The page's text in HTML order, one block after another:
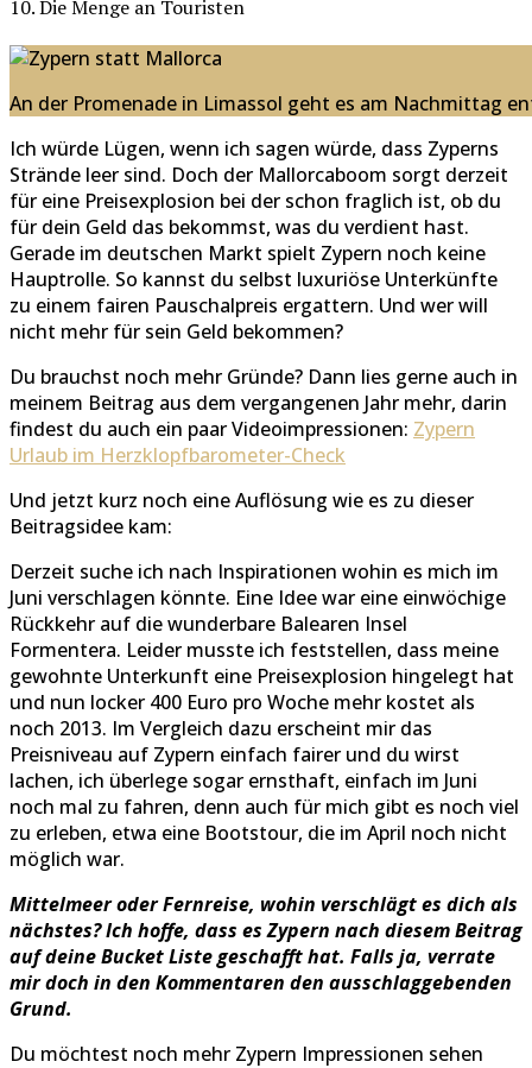
10. Die Menge an Touristen
An der Promenade in Limassol geht es am Nachmittag
Ich würde Lügen, wenn ich sagen würde, dass Zyperns
Strände leer sind. Doch der Mallorcaboom sorgt derzeit
für eine Preisexplosion bei der schon fraglich ist, ob du
für dein Geld das bekommst, was du verdient hast.
Gerade im deutschen Markt spielt Zypern noch keine
Hauptrolle. So kannst du selbst luxuriöse Unterkünfte
zu einem fairen Pauschalpreis ergattern. Und wer will
nicht mehr für sein Geld bekommen?
Du brauchst noch mehr Gründe? Dann lies gerne auch in
meinem Beitrag aus dem vergangenen Jahr mehr, darin
findest du auch ein paar Videoimpressionen: Zypern
Urlaub im Herzklopfbarometer-Check
Und jetzt kurz noch eine Auflösung wie es zu dieser
Beitragsidee kam:
Derzeit suche ich nach Inspirationen wohin es mich im
Juni verschlagen könnte. Eine Idee war eine einwöchige
Rückkehr auf die wunderbare Balearen Insel
Formentera. Leider musste ich feststellen, dass meine
gewohnte Unterkunft eine Preisexplosion hingelegt hat
und nun locker 400 Euro pro Woche mehr kostet als
noch 2013. Im Vergleich dazu erscheint mir das
Preisniveau auf Zypern einfach fairer und du wirst
lachen, ich überlege sogar ernsthaft, einfach im Juni
noch mal zu fahren, denn auch für mich gibt es noch viel
zu erleben, etwa eine Bootstour, die im April noch nicht
möglich war.
Mittelmeer oder Fernreise, wohin verschlägt es dich als
nächstes? Ich hoffe, dass es Zypern nach diesem Beitrag
auf deine Bucket Liste geschafft hat. Falls ja, verrate
mir doch in den Kommentaren den ausschlaggebenden
Grund.
Du möchtest noch mehr Zypern Impressionen sehen